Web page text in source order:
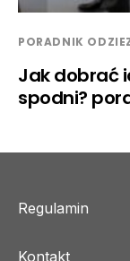
PORADNIK
Jak dobrać
spodni?
Regulamin
Kontakt